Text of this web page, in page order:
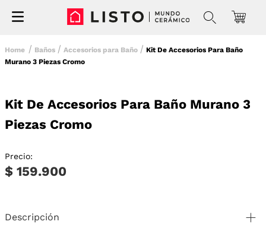
Baños Accesorios para Baño
Kit De Accesorios Para Baño
Murano 3 Piezas Cromo
Kit De Accesorios Para Baño Murano 3
Piezas Cromo
Precio:
$ 159.900
Descripción